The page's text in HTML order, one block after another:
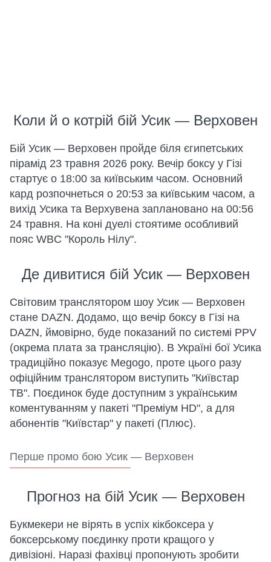
Коли й о котрій бій Усик — Верховен
Бій Усик — Верховен пройде біля єгипетських
пірамід 23 травня 2026 року. Вечір боксу у Гізі
стартує о 18:00 за київським часом. Основний
кард розпочнеться о 20:53 за київським часом, а
вихід Усика та Верхувена заплановано на 00:56
24 травня. На коні дуелі стоятиме особливий
пояс WBC "Король Нілу".
Де дивитися бій Усик — Верховен
Світовим транслятором шоу Усик — Верховен
стане DAZN. Додамо, що вечір боксу в Гізі на
DAZN, ймовірно, буде показаний по системі PPV
(окрема плата за трансляцію). В Україні бої Усика
традиційно показує Megogo, проте цього разу
офіційним транслятором виступить "Київстар
ТВ". Поєдинок буде доступним з українським
коментуванням у пакеті "Преміум HD", а для
абонентів "Київстар" у пакеті (Плюс).
Перше промо бою Усик — Верховен
Прогноз на бій Усик — Верховен
Букмекери не вірять в успіх кікбоксера у
боксерському поєдинку проти кращого у
дивізіоні. Наразі фахівці пропонують зробити